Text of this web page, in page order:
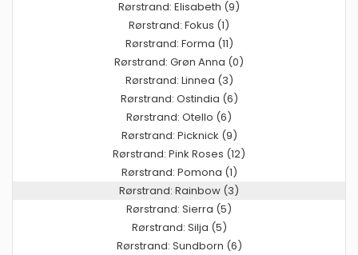
Rørstrand: Elisabeth (9)
Rørstrand: Fokus (1)
Rørstrand: Forma (11)
Rørstrand: Grøn Anna (0)
Rørstrand: Linnea (3)
Rørstrand: Ostindia (6)
Rørstrand: Otello (6)
Rørstrand: Picknick (9)
Rørstrand: Pink Roses (12)
Rørstrand: Pomona (1)
Rørstrand: Rainbow (3)
Rørstrand: Sierra (5)
Rørstrand: Silja (5)
Rørstrand: Sundborn (6)